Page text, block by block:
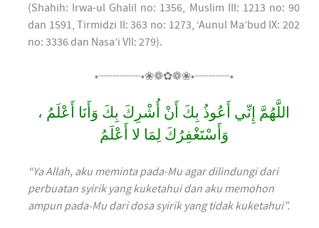
(Shahih: Irwa-ul Ghalil no: 1356, Muslim III: 1213 no: 90
dan 1591, Tirmidzi II: 363 no: 1273, ‘Aunul Ma’bud IX: 202
no: 3336 dan Nasa’i VII: 279).
•┈┈┈┈┈┈•❀❁✿❁❀•┈┈┈┈┈•
اللَّهُمَّ إِنِّي أَعُوذُ بِكَ أَنْ أُشْرِكَ بِكَ وَأَنَا أَعْلَمُ ،
وَأَسْتَغْفِرُكَ لِمَا لا أَعْلَمُ
“Ya Allah, aku meminta pada-Mu agar dilindungi dari
perbuatan syirik yang kuketahui dan aku memohon
ampun pada-Mu dari dosa syirik yang tidak kuketahui”.